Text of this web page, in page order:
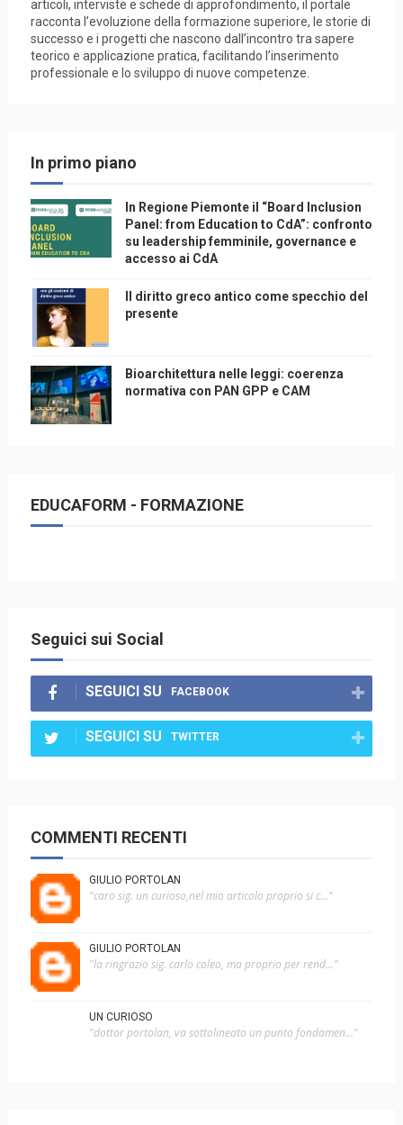
articoli, interviste e schede di approfondimento, il portale
racconta l’evoluzione della formazione superiore, le storie di
successo e i progetti che nascono dall’incontro tra sapere
teorico e applicazione pratica, facilitando l’inserimento
professionale e lo sviluppo di nuove competenze.
In primo piano
In Regione Piemonte il “Board Inclusion
Panel: from Education to CdA”: confronto
su leadership femminile, governance e
accesso ai CdA
Il diritto greco antico come specchio del
presente
Bioarchitettura nelle leggi: coerenza
normativa con PAN GPP e CAM
EDUCAFORM - FORMAZIONE
Seguici sui Social
SEGUICI SU FACEBOOK
SEGUICI SU TWITTER
COMMENTI RECENTI
GIULIO PORTOLAN
"caro sig. un curioso,nel mio articolo proprio si c..."
GIULIO PORTOLAN
"la ringrazio sig. carlo coleo, ma proprio per rend..."
UN CURIOSO
"dottor portolan, va sottolineato un punto fondamen..."